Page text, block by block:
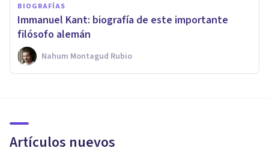
BIOGRAFÍAS
Immanuel Kant: biografía de este importante
filósofo alemán
Nahum Montagud Rubio
Artículos nuevos